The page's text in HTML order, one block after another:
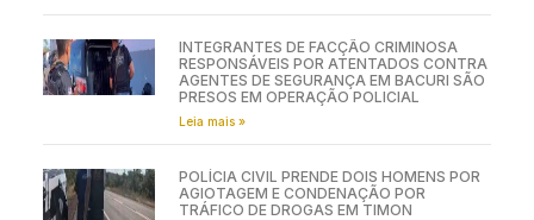
INTEGRANTES DE FACÇÃO CRIMINOSA
RESPONSÁVEIS POR ATENTADOS CONTRA
AGENTES DE SEGURANÇA EM BACURI SÃO
PRESOS EM OPERAÇÃO POLICIAL
Leia mais »
POLÍCIA CIVIL PRENDE DOIS HOMENS POR
AGIOTAGEM E CONDENAÇÃO POR
TRÁFICO DE DROGAS EM TIMON